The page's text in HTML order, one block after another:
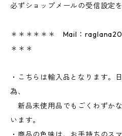
必ずショップメールの受信設定
＊＊＊＊＊＊ Mail：
＊＊＊
・こちらは輸入品となります。
為、
新品未使用品でもごくわずか
います。